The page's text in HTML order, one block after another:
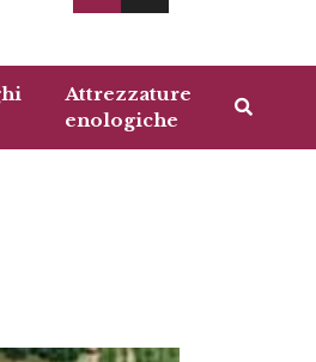
Attrezzature
enologiche